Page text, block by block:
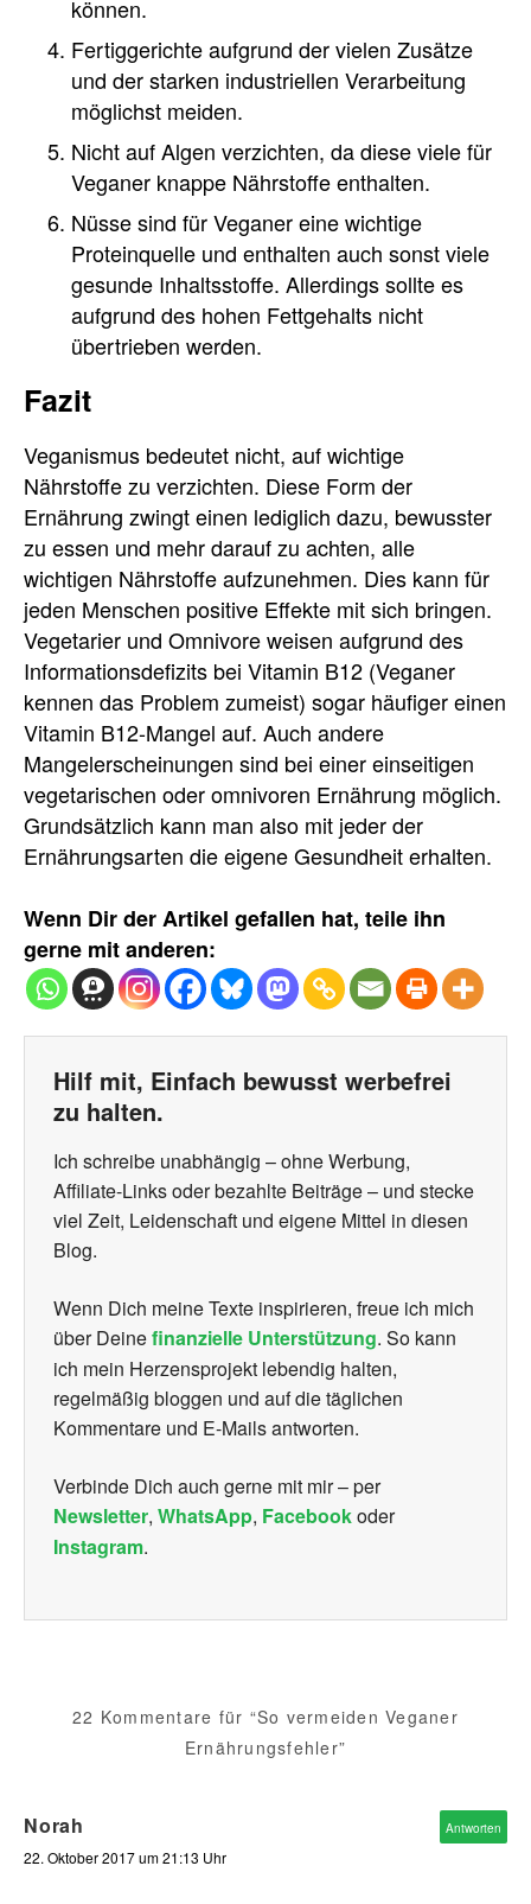
können.
Fertiggerichte aufgrund der vielen Zusätze
und der starken industriellen Verarbeitung
möglichst meiden.
Nicht auf Algen verzichten, da diese viele für
Veganer knappe Nährstoffe enthalten.
Nüsse sind für Veganer eine wichtige
Proteinquelle und enthalten auch sonst viele
gesunde Inhaltsstoffe. Allerdings sollte es
aufgrund des hohen Fettgehalts nicht
übertrieben werden.
Fazit
Veganismus bedeutet nicht, auf wichtige
Nährstoffe zu verzichten. Diese Form der
Ernährung zwingt einen lediglich dazu, bewusster
zu essen und mehr darauf zu achten, alle
wichtigen Nährstoffe aufzunehmen. Dies kann für
jeden Menschen positive Effekte mit sich bringen.
Vegetarier und Omnivore weisen aufgrund des
Informationsdefizits bei Vitamin B12 (Veganer
kennen das Problem zumeist) sogar häufiger einen
Vitamin B12-Mangel auf. Auch andere
Mangelerscheinungen sind bei einer einseitigen
vegetarischen oder omnivoren Ernährung möglich.
Grundsätzlich kann man also mit jeder der
Ernährungsarten die eigene Gesundheit erhalten.
Wenn Dir der Artikel gefallen hat, teile ihn
gerne mit anderen:
Hilf mit, Einfach bewusst werbefrei
zu halten.
Ich schreibe unabhängig – ohne Werbung,
Affiliate-Links oder bezahlte Beiträge – und stecke
viel Zeit, Leidenschaft und eigene Mittel in diesen
Blog.
Wenn Dich meine Texte inspirieren, freue ich mich
über Deinefinanzielle Unterstützung. So kann
ich mein Herzensprojekt lebendig halten,
regelmäßig bloggen und auf die täglichen
Kommentare und E-Mails antworten.
Verbinde Dich auch gerne mit mir – per
Newsletter, WhatsApp, Facebookoder
Instagram.
22 Kommentare für “So vermeiden Veganer
Ernährungsfehler”
Norah
22. Oktober 2017 um 21:13 Uhr
Antworten